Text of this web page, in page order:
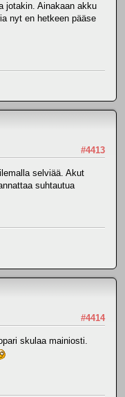
jotakin. Ainakaan akku
nyt en hetkeen pääse
#4413
selviää. Akut
suhtautua
#4414
skulaa mainiosti.